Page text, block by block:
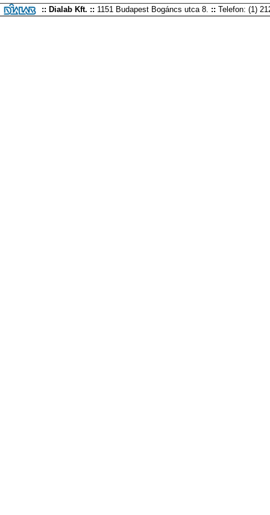
:: Dialab Kft. :: 1151 Budapest Bogáncs utca 8. :: Telefon: (1)